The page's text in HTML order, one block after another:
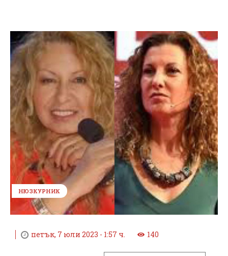
НЮЗКУРНИК
петък, 7 юли 2023 - 1:57 ч. 140